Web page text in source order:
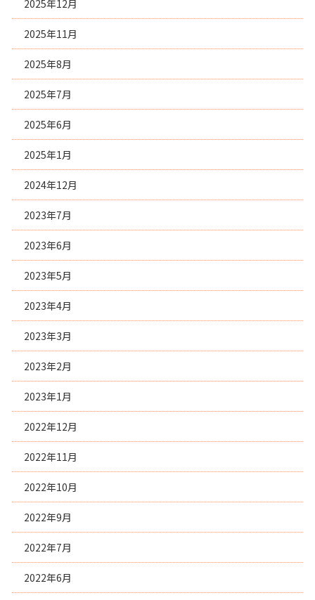
2025年12月
2025年11月
2025年8月
2025年7月
2025年6月
2025年1月
2024年12月
2023年7月
2023年6月
2023年5月
2023年4月
2023年3月
2023年2月
2023年1月
2022年12月
2022年11月
2022年10月
2022年9月
2022年7月
2022年6月